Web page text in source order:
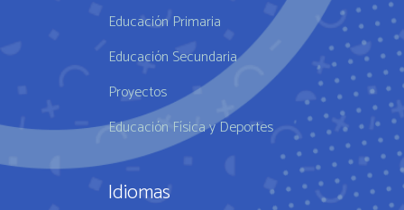
Educación Primaria
Educación Secundaria
Proyectos
Educación Física y Deportes
Idiomas